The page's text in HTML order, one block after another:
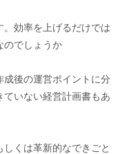
効率を上げるだけでは
のでしょうか
後の運営ポイントに分
いない経営計画書もあ
くは革新的なできごと